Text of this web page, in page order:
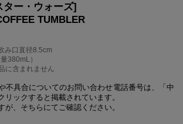
ター・ウォーズ]
TUMBLER
み口直径8.5cm
380mL）
に含まれません
不具合についてのお問い合わせ電話番号は、「中
リックすると掲載されています。
が、そちらにてご確認ください。